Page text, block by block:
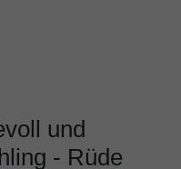
und
- Rüde